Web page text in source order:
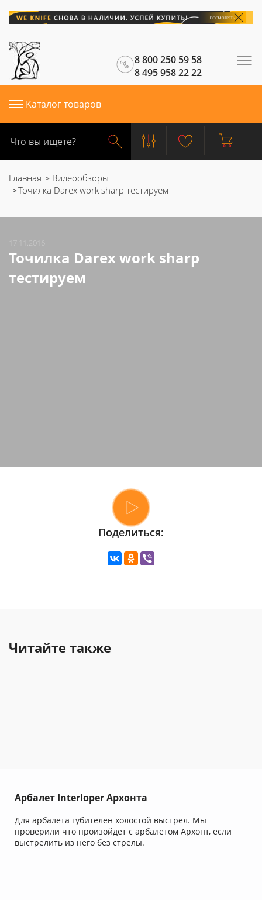
8 800 250 59 58
8 495 958 22 22
Каталог товаров
Главная
Видеообзоры
Точилка Darex work sharp тестируем
17.11.2016
Точилка Darex work sharp
тестируем
Поделиться:
Читайте также
Арбалет Interloper Архонта
Для арбалета губителен холостой выстрел. Мы
проверили что произойдет с арбалетом Архонт, если
выстрелить из него без стрелы.